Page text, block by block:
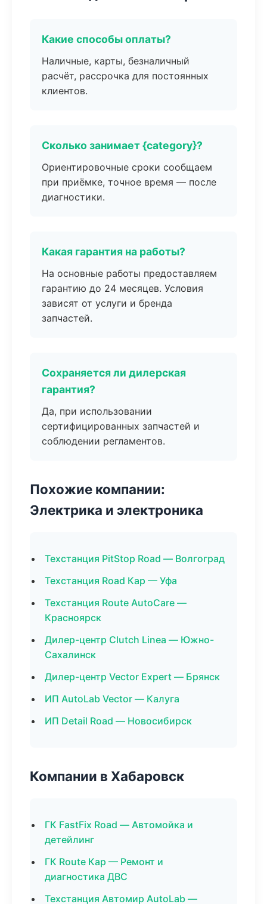
Какие способы оплаты?
Наличные, карты, безналичный
расчёт, рассрочка для постоянных
клиентов.
Сколько занимает {category}?
Ориентировочные сроки сообщаем
при приёмке, точное время — после
диагностики.
Какая гарантия на работы?
На основные работы предоставляем
гарантию до 24 месяцев. Условия
зависят от услуги и бренда
запчастей.
Сохраняется ли дилерская
гарантия?
Да, при использовании
сертифицированных запчастей и
соблюдении регламентов.
Похожие компании:
Электрика и электроника
Техстанция PitStop Road — Волгоград
Техстанция Road Кар — Уфа
Техстанция Route AutoCare —
Красноярск
Дилер-центр Clutch Linea — Южно-
Сахалинск
Дилер-центр Vector Expert — Брянск
ИП AutoLab Vector — Калуга
ИП Detail Road — Новосибирск
Компании в Хабаровск
ГК FastFix Road — Автомойка и
детейлинг
ГК Route Кар — Ремонт и
диагностика ДВС
Техстанция Автомир AutoLab —